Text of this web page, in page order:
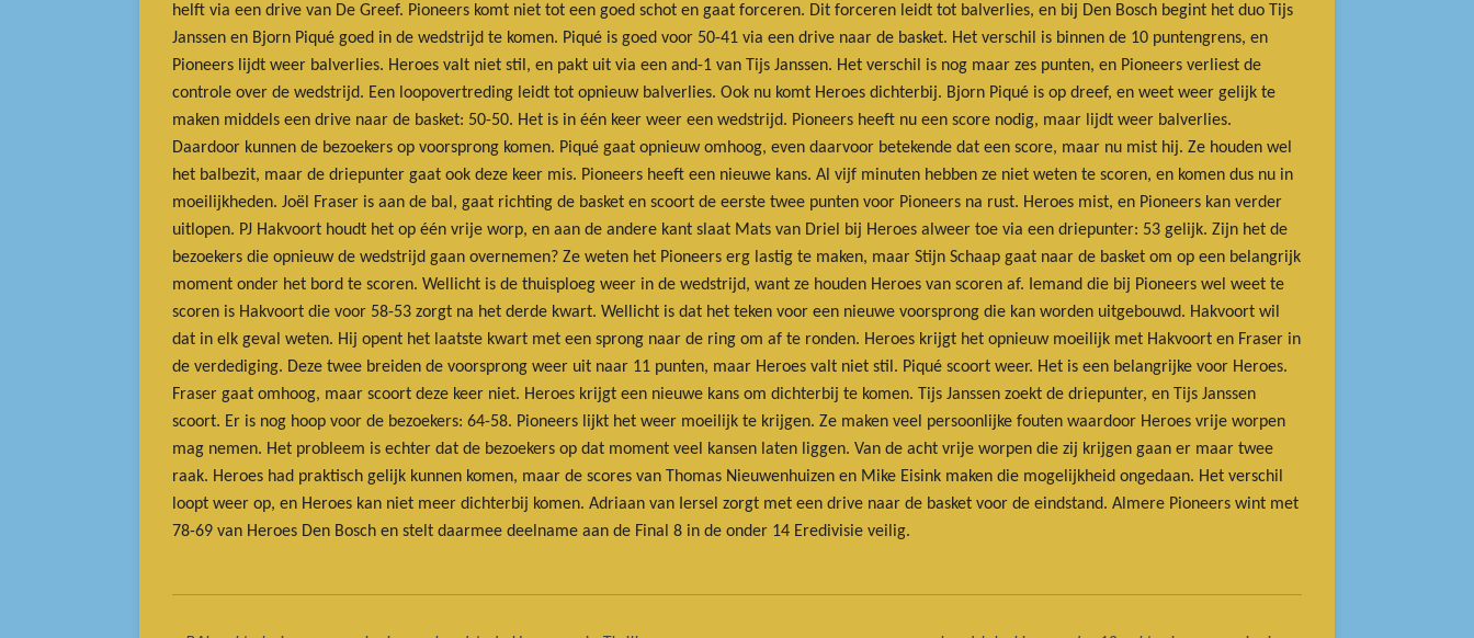
helft via een drive van De Greef. Pioneers komt niet tot een goed schot en gaat forceren. Dit forceren leidt tot balverlies, en bij Den Bosch begint het duo Tijs
Janssen en Bjorn Piqué goed in de wedstrijd te komen. Piqué is goed voor 50-41 via een drive naar de basket. Het verschil is binnen de 10 puntengrens, en
Pioneers lijdt weer balverlies. Heroes valt niet stil, en pakt uit via een and-1 van Tijs Janssen. Het verschil is nog maar zes punten, en Pioneers verliest de
controle over de wedstrijd. Een loopovertreding leidt tot opnieuw balverlies. Ook nu komt Heroes dichterbij. Bjorn Piqué is op dreef, en weet weer gelijk te
maken middels een drive naar de basket: 50-50. Het is in één keer weer een wedstrijd. Pioneers heeft nu een score nodig, maar lijdt weer balverlies.
Daardoor kunnen de bezoekers op voorsprong komen. Piqué gaat opnieuw omhoog, even daarvoor betekende dat een score, maar nu mist hij. Ze houden wel
het balbezit, maar de driepunter gaat ook deze keer mis. Pioneers heeft een nieuwe kans. Al vijf minuten hebben ze niet weten te scoren, en komen dus nu in
moeilijkheden. Joël Fraser is aan de bal, gaat richting de basket en scoort de eerste twee punten voor Pioneers na rust. Heroes mist, en Pioneers kan verder
uitlopen. PJ Hakvoort houdt het op één vrije worp, en aan de andere kant slaat Mats van Driel bij Heroes alweer toe via een driepunter: 53 gelijk. Zijn het de
bezoekers die opnieuw de wedstrijd gaan overnemen? Ze weten het Pioneers erg lastig te maken, maar Stijn Schaap gaat naar de basket om op een belangrijk
moment onder het bord te scoren. Wellicht is de thuisploeg weer in de wedstrijd, want ze houden Heroes van scoren af. Iemand die bij Pioneers wel weet te
scoren is Hakvoort die voor 58-53 zorgt na het derde kwart. Wellicht is dat het teken voor een nieuwe voorsprong die kan worden uitgebouwd. Hakvoort wil
dat in elk geval weten. Hij opent het laatste kwart met een sprong naar de ring om af te ronden. Heroes krijgt het opnieuw moeilijk met Hakvoort en Fraser in
de verdediging. Deze twee breiden de voorsprong weer uit naar 11 punten, maar Heroes valt niet stil. Piqué scoort weer. Het is een belangrijke voor Heroes.
Fraser gaat omhoog, maar scoort deze keer niet. Heroes krijgt een nieuwe kans om dichterbij te komen. Tijs Janssen zoekt de driepunter, en Tijs Janssen
scoort. Er is nog hoop voor de bezoekers: 64-58. Pioneers lijkt het weer moeilijk te krijgen. Ze maken veel persoonlijke fouten waardoor Heroes vrije worpen
mag nemen. Het probleem is echter dat de bezoekers op dat moment veel kansen laten liggen. Van de acht vrije worpen die zij krijgen gaan er maar twee
raak. Heroes had praktisch gelijk kunnen komen, maar de scores van Thomas Nieuwenhuizen en Mike Eisink maken die mogelijkheid ongedaan. Het verschil
loopt weer op, en Heroes kan niet meer dichterbij komen. Adriaan van Iersel zorgt met een drive naar de basket voor de eindstand. Almere Pioneers wint met
78-69 van Heroes Den Bosch en stelt daarmee deelname aan de Final 8 in de onder 14 Eredivisie veilig.